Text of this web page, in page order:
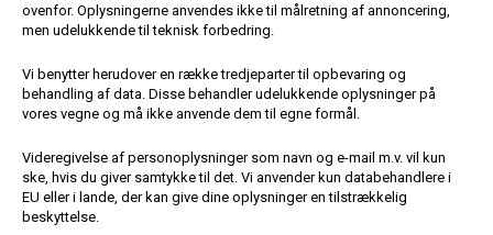
ovenfor. Oplysningerne anvendes ikke til målretning af annoncering,
men udelukkende til teknisk forbedring.
Vi benytter herudover en række tredjeparter til opbevaring og
behandling af data. Disse behandler udelukkende oplysninger på
vores vegne og må ikke anvende dem til egne formål.
Videregivelse af personoplysninger som navn og e-mail m.v. vil kun
ske, hvis du giver samtykke til det. Vi anvender kun databehandlere i
EU eller i lande, der kan give dine oplysninger en tilstrækkelig
beskyttelse.